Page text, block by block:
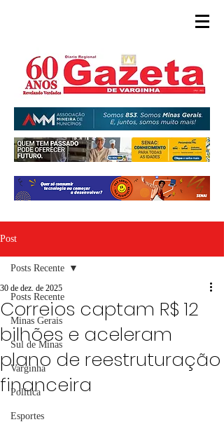
Post
Posts Recente
Minas Gerais
Sul de Minas
Varginha
Política
Esportes
Posts Recente
Correios captam R$ 12
bilhões e aceleram
plano de reestruturação
financeira
30 de dez. de 2025